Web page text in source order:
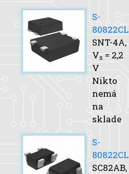
S-
80822CL
SNT-4A,
Vs = 2,2
V
Nikto
nemá
na
sklade
S-
80822CL
SC82AB,